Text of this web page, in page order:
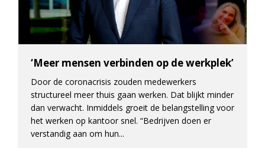
‘Meer mensen verbinden op de werkplek’
Door de coronacrisis zouden medewerkers
structureel meer thuis gaan werken. Dat blijkt minder
dan verwacht. Inmiddels groeit de belangstelling voor
het werken op kantoor snel. “Bedrijven doen er
verstandig aan om hun...